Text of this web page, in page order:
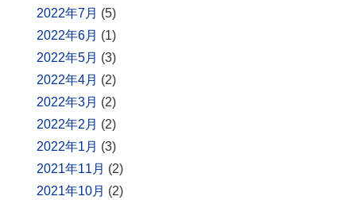
2022年7月 (5)
2022年6月 (1)
2022年5月 (3)
2022年4月 (2)
2022年3月 (2)
2022年2月 (2)
2022年1月 (3)
2021年11月 (2)
2021年10月 (2)